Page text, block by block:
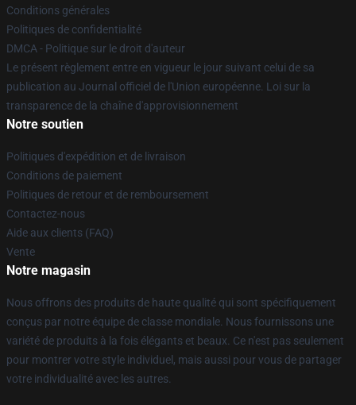
Conditions générales
Politiques de confidentialité
DMCA - Politique sur le droit d'auteur
Le présent règlement entre en vigueur le jour suivant celui de sa
publication au Journal officiel de l'Union européenne. Loi sur la
transparence de la chaîne d'approvisionnement
Notre soutien
Politiques d'expédition et de livraison
Conditions de paiement
Politiques de retour et de remboursement
Contactez-nous
Aide aux clients (FAQ)
Vente
Notre magasin
Nous offrons des produits de haute qualité qui sont spécifiquement
conçus par notre équipe de classe mondiale. Nous fournissons une
variété de produits à la fois élégants et beaux. Ce n'est pas seulement
pour montrer votre style individuel, mais aussi pour vous de partager
votre individualité avec les autres.